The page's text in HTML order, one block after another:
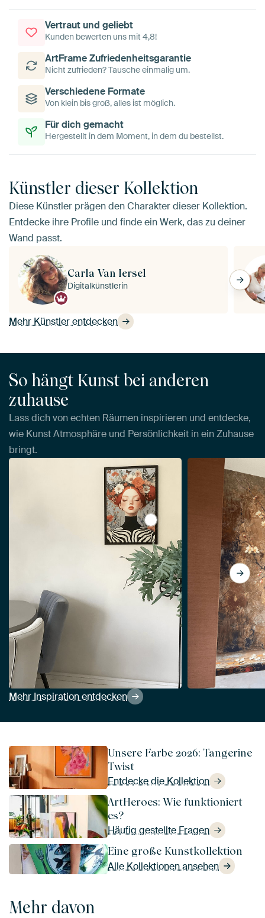
Vertraut und geliebt
Kunden bewerten uns mit 4,8!
ArtFrame Zufriedenheitsgarantie
Nicht zufrieden? Tausche einmalig um.
Verschiedene Formate
Von klein bis groß, alles ist möglich.
Für dich gemacht
Hergestellt in dem Moment, in dem du bestellst.
Künstler dieser Kollektion
Diese Künstler prägen den Charakter dieser Kollektion.
Entdecke ihre Profile und finde ein Werk, das zu deiner
Wand passt.
Mehr Künstler entdecken
Carla Van Iersel
Digitalkünstlerin
So hängt Kunst bei anderen
zuhause
Lass dich von echten Räumen inspirieren und entdecke,
wie Kunst Atmosphäre und Persönlichkeit in ein Zuhause
bringt.
Mehr Inspiration entdecken
View Bunter Frühling von
Unsere Farbe 2026: Tangerine
Twist
Entdecke die Kollektion
ArtHeroes: Wie funktioniert
es?
Häufig gestellte Fragen
Eine große Kunstkollektion
Alle Kollektionen ansehen
Mehr davon